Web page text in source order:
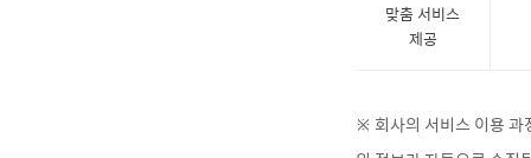
맞춤 서비스
제공
※ 회사의 서비스 이용 과